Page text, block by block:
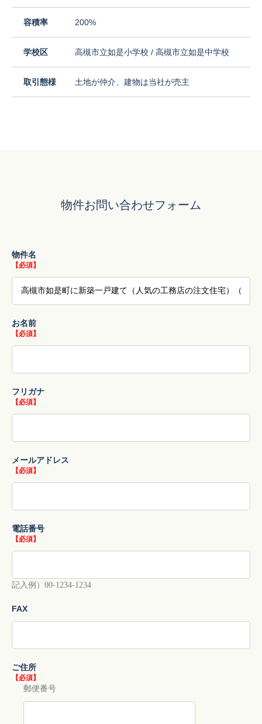
容積率 200%
学校区 高槻市立如是小学校 / 高槻市立如是中学校
取引態様 土地が仲介、建物は当社が売主
物件お問い合わせフォーム
物件名
【必須】
お名前
【必須】
フリガナ
【必須】
メールアドレス
【必須】
電話番号
【必須】
記入例）00-1234-1234
FAX
ご住所
【必須】
郵便番号